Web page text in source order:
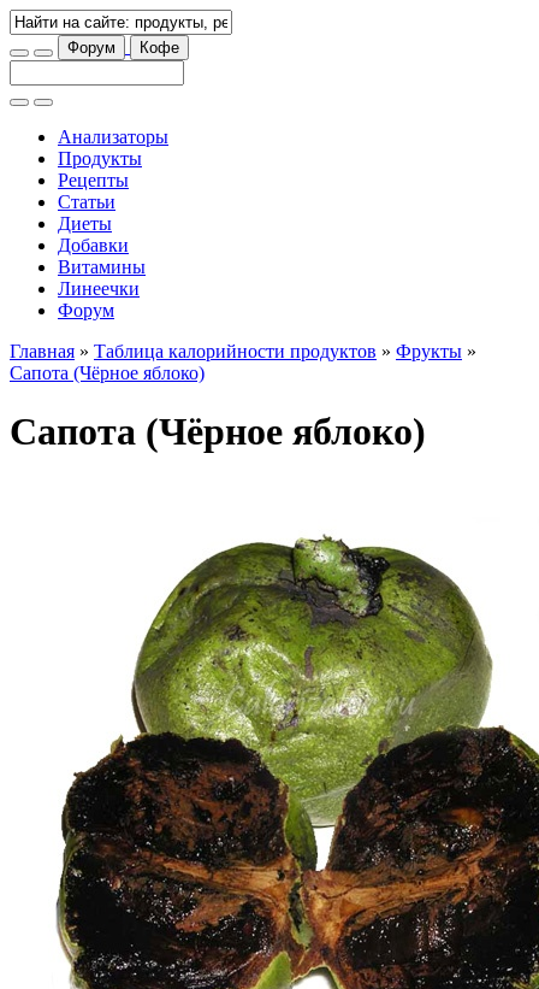
Форум Кофе
Анализаторы
Продукты
Рецепты
Статьи
Диеты
Добавки
Витамины
Линеечки
Форум
Главная » Таблица калорийности продуктов » Фрукты »
Сапота (Чёрное яблоко)
Сапота (Чёрное яблоко)